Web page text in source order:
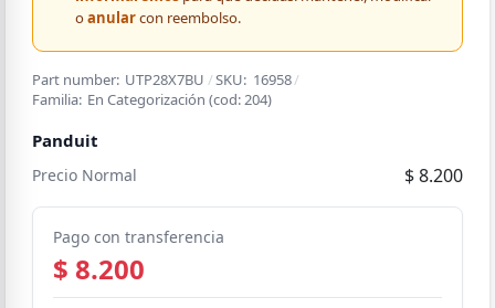
oanularcon reembolso.
Part number: UTP28X7BU /SKU: 16958/
Familia: En Categorización (cod: 204)
Panduit
Precio Normal $ 8.200
Pago con transferencia
$ 8.200